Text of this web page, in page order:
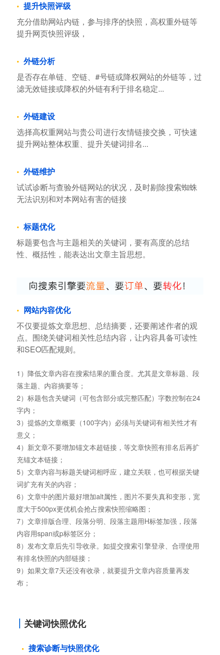
提升快照评级
充分借助网站内链，参与排序的快照，高权重外链等
提升网页快照评级，
外链分析
是否存在单链、空链、#号链或降权网站的外链等，过
滤无效链接或降权的外链有利于排名稳定...
外链建设
选择高权重网站与贵公司进行友情链接交换，可快速
提升网站整体权重、提升关键词排名...
外链维护
试试诊断与查验外链网站的状况，及时剔除搜索蜘蛛
无法识别和对本网站有害的链接
标题优化
标题要包含与主题相关的关键词，要有高度的总结
性、概括性，能表达出文章主旨思想。
网站内容优化
不仅要提炼文章思想、总结摘要，还要阐述作者的观
点。围绕关键词相关性总结内容，让内容具备可读性
和SEO匹配规则。
1）降低文章内容在搜索结果的重合度。尤其是文章标题、段
落主题、内容摘要等；
2）标题包含关键词（可包含部分或完整匹配）字数控制在24
字内；
3）提炼的文章概要（100字内）必须与关键词有相关性才有
意义；
4）新文章不要增加锚文本超链接，等文章快照有排名后再扩
充锚文本链接；
5）文章内容与标题关键词相呼应，建立关联，也可根据关键
词扩充有关的内容；
6）文章中的图片最好增加alt属性，图片不要失真和变形，宽
度大于500px更优机会抢占搜索快照缩略图；
7）文章排版合理、段落分明、段落主题用H标签加强，段落
内容用span或p标签区分；
8）发布文章后先引导收录。如提交搜索引擎登录、合理使用
有排名快照的内部链接；
9）如果文章7天还没有收录，就要提升文章内容质量再发
布；
关键词快照优化
搜索诊断与快照优化